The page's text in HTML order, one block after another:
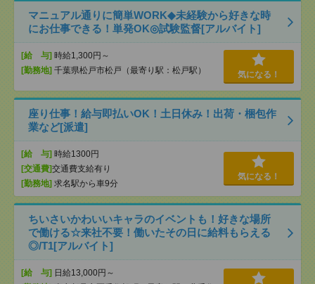
マニュアル通りに簡単WORK◆未経験から好きな時
にお仕事できる！単発OK◎試験監督[アルバイト]
[給 与] 時給1,300円～
[勤務地] 千葉県松戸市松戸（最寄り駅：松戸駅） 気になる！
座り仕事！給与即払いOK！土日休み！出荷・梱包作
業など[派遣]
[給 与] 時給1300円
[交通費]交通費支給有り
[勤務地] 求名駅から車9分
気になる！
ちいさいかわいいキャラのイベントも！好きな場所
で働ける☆来社不要！働いたその日に給料もらえる
◎/T1[アルバイト]
[給 与] 日給13,000円～